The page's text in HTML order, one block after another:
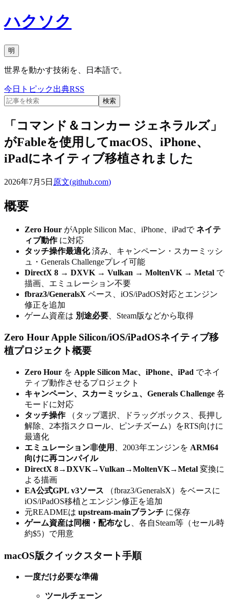
ハクソク
明
世界を動かす技術を、日本語で。
今日 トピック出典RSS
検索
「コマンド＆コンカー ジェネラルズ」
がFableを使用してmacOS、iPhone、
iPadにネイティブ移植されました
2026年7月5日 原文(github.com)
概要
Zero Hour がApple Silicon Mac、iPhone、iPadでネイテ
ィブ動作に対応
タッチ操作最適化済み、キャンペーン・スカーミッシ
ュ・Generals Challengeプレイ可能
DirectX 8 → DXVK → Vulkan → MoltenVK → Metal で
描画、エミュレーション不要
fbraz3/GeneralsX ベース、iOS/iPadOS対応とエンジン
修正を追加
ゲーム資産は 別途必要 、Steam版などから取得
Zero Hour Apple Silicon/iOS/iPadOSネイティブ移
植プロジェクト概要
Zero Hour を Apple Silicon Mac、iPhone、iPad でネイ
ティブ動作させるプロジェクト
キャンペーン、スカーミッシュ、Generals Challenge 各
モードに対応
タッチ操作（タップ選択、ドラッグボックス、長押し
解除、2本指スクロール、ピンチズーム）をRTS向けに
最適化
エミュレーション非使用
、2003年エンジンを ARM64
向けに再コンパイル
DirectX 8→DXVK→Vulkan→MoltenVK→Metal 変換に
よる描画
EA公式GPL v3ソース （fbraz3/GeneralsX）をベースに
iOS/iPadOS移植とエンジン修正を追加
元READMEは upstream-mainブランチ に保存
ゲーム資産は同梱・配布なし
、各自Steam等（セール時
約$5）で用意
macOS版クイックスタート手順
一度だけ必要な準備
ツールチェーン